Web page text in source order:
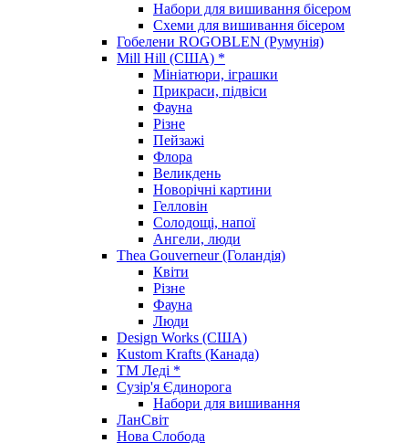
Набори для вишивання бісером
Схеми для вишивання бісером
Гобелени ROGOBLEN (Румунія)
Mill Hill (США) *
Мініатюри, іграшки
Прикраси, підвіси
Фауна
Різне
Пейзажі
Флора
Великдень
Новорічні картини
Гелловін
Солодощі, напої
Ангели, люди
Thea Gouverneur (Голандія)
Квіти
Різне
Фауна
Люди
Design Works (США)
Kustom Krafts (Канада)
ТМ Леді *
Сузір'я Єдинорога
Набори для вишивання
ЛанСвіт
Нова Слобода